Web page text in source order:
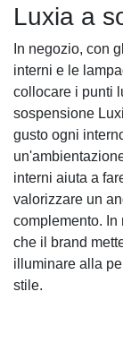
Luxia a
In negozio, con
interni e le
collocare i punti
sospensione
gusto ogni
interni aiuta a
valorizzare un
complemento.
che il brand
illuminare alla
stile.